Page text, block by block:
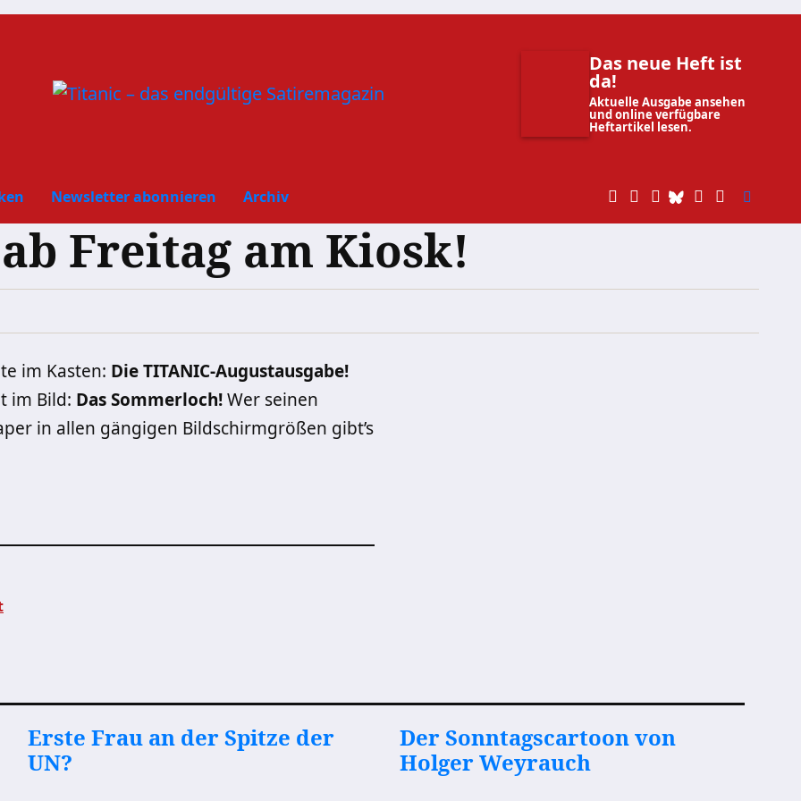
Das neue Heft ist
da!
Aktuelle Ausgabe ansehen
und online verfügbare
Heftartikel lesen.
Newsletter abonnieren Archiv
Freitag am Kiosk!
im Kasten: Die TITANIC-Augustausgabe!
im Bild: Das Sommerloch!Wer seinen
in allen gängigen Bildschirmgrößen gibt’s
Erste Frau an der Spitze der
UN?
Der Sonntagscartoon von
Holger Weyrauch